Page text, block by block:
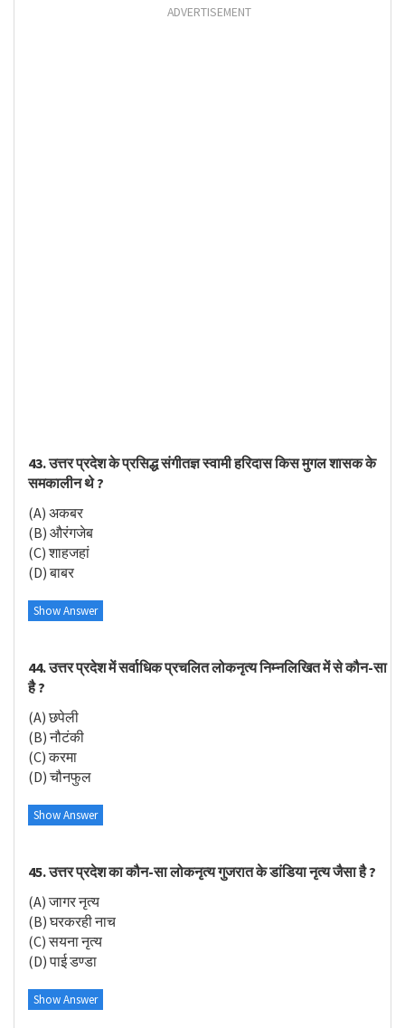
ADVERTISEMENT
43. उत्तर प्रदेश के प्रसिद्ध संगीतज्ञ स्वामी हरिदास किस मुगल शासक के
समकालीन थे ?
(A) अकबर
(B) औरंगजेब
(C) शाहजहां
(D) बाबर
Show Answer
44. उत्तर प्रदेश में सर्वाधिक प्रचलित लोकनृत्य निम्नलिखित में से कौन-सा
है ?
(A) छपेली
(B) नौटंकी
(C) करमा
(D) चौनफुल
Show Answer
45. उत्तर प्रदेश का कौन-सा लोकनृत्य गुजरात के डांडिया नृत्य जैसा है ?
(A) जागर नृत्य
(B) घरकरही नाच
(C) सयना नृत्य
(D) पाई डण्डा
Show Answer